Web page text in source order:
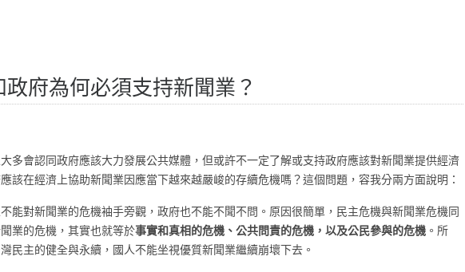
政府為何必須支持新聞業？
多會認同政府應該大力發展公共媒體，但或許不一定了解或支持政府應該對新聞業提供經濟
該在經濟上協助新聞業因應當下越來越嚴峻的存續危機嗎？這個問題，容我分兩方面說明：
能對新聞業的危機袖手旁觀，政府也不能不聞不問。原因很簡單，民主危機與新聞業危機同
業的危機，其實也就等於事實和真相的危機、公共問責的危機，以及公民參與的危機 。所
民主的健全與永續，國人不能坐視優質新聞業繼續崩壞下去。